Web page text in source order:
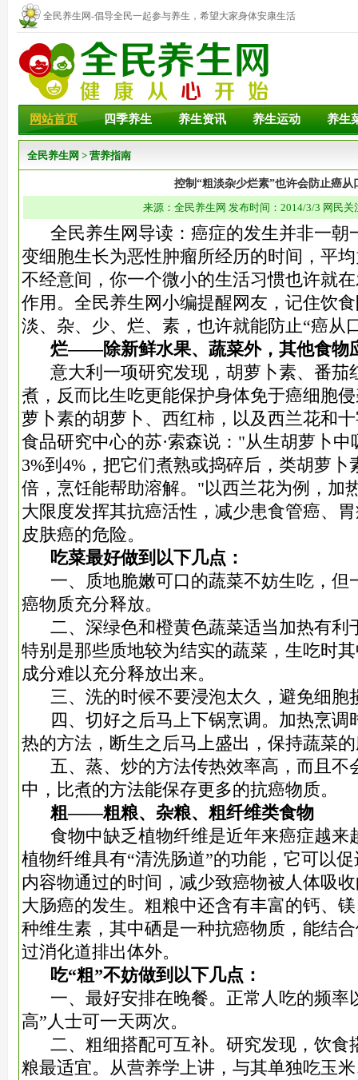
全民养生网-倡导全民一起参与养生，希望大家身体安康生活
幸福！
网站首页 四季养生 养生资讯 养生运动 养生
全民养生网 > 营养指南
控制“粗淡杂少烂素”也许会防止癌从
来源：全民养生网 发布时间：2014/3/3 网民关
全民养生网导读：癌症的发生并非一朝
变细胞生长为恶性肿瘤所经历的时间，平
不经意间，你一个微小的生活习惯也许就
作用。全民养生网小编提醒网友，记住饮
淡、杂、少、烂、素，也许就能防止“癌从
烂——除新鲜水果、蔬菜外，其他食物
意大利一项研究发现，胡萝卜素、番茄
煮，反而比生吃更能保护身体免于癌细胞
萝卜素的胡萝卜、西红柿，以及西兰花和
食品研究中心的苏·索森说："从生胡萝卜
3%到4%，把它们煮熟或捣碎后，类胡萝
倍，烹饪能帮助溶解。"以西兰花为例，加
大限度发挥其抗癌活性，减少患食管癌、
皮肤癌的危险。
吃菜最好做到以下几点：
一、质地脆嫩可口的蔬菜不妨生吃，但
癌物质充分释放。
二、深绿色和橙黄色蔬菜适当加热有利
特别是那些质地较为结实的蔬菜，生吃时
成分难以充分释放出来。
三、洗的时候不要浸泡太久，避免细胞
四、切好之后马上下锅烹调。加热烹调
热的方法，断生之后马上盛出，保持蔬菜
五、蒸、炒的方法传热效率高，而且不
中，比煮的方法能保存更多的抗癌物质。
粗——粗粮、杂粮、粗纤维类食物
食物中缺乏植物纤维是近年来癌症越来
植物纤维具有“清洗肠道”的功能，它可以
内容物通过的时间，减少致癌物被人体吸
大肠癌的发生。粗粮中还含有丰富的钙、
种维生素，其中硒是一种抗癌物质，能结
过消化道排出体外。
吃“粗”不妨做到以下几点：
一、最好安排在晚餐。正常人吃的频率
高”人士可一天两次。
二、粗细搭配可互补。研究发现，饮食
粮最适宜。从营养学上讲，与其单独吃玉